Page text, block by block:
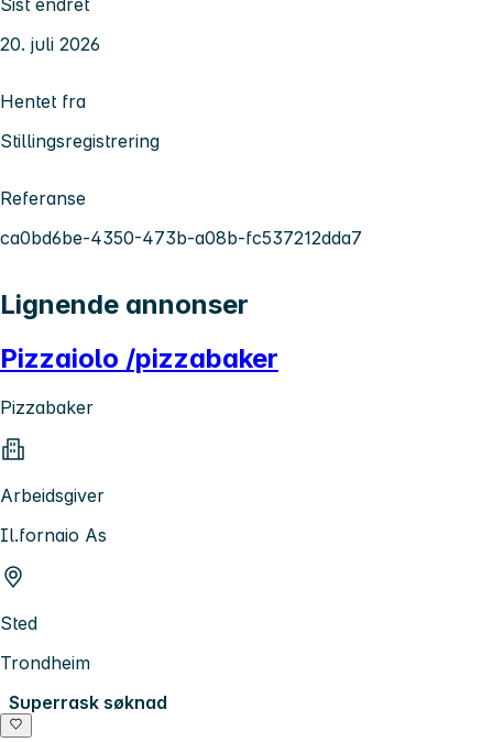
20. juli 2026
Hentet fra
Stillingsregistrering
Referanse
ca0bd6be-4350-473b-a08b-fc537212dda7
Lignende annonser
Pizzaiolo /pizzabaker
Pizzabaker
Arbeidsgiver
Il.fornaio As
Sted
Trondheim
Superrask søknad